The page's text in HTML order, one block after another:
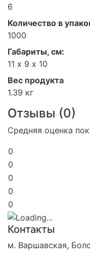
6
Количество в
1000
Габариты, см:
11 х 9 х 10
Вес продукта
1.39 кг
Отзывы (0)
Средняя оценка
0
0
0
0
0
Контакты
м. Варшавская,